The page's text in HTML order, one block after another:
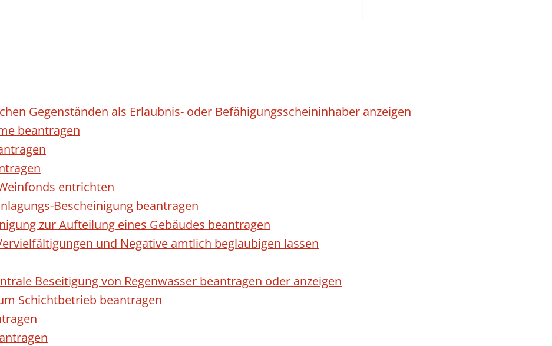
Gegenständen als Erlaubnis- oder Befähigungsscheininhaber anzeigen
beantragen
entrichten
Bescheinigung beantragen
zur Aufteilung eines Gebäudes beantragen
und Negative amtlich beglaubigen lassen
Beseitigung von Regenwasser beantragen oder anzeigen
Schichtbetrieb beantragen